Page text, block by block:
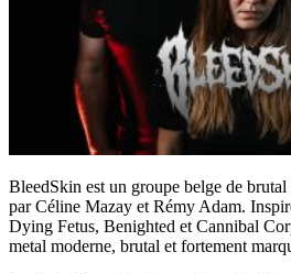
BleedSkin est un groupe belge de
par Céline Mazay et Rémy Adam.
Dying Fetus, Benighted et Cannibal
metal moderne, brutal et fortement